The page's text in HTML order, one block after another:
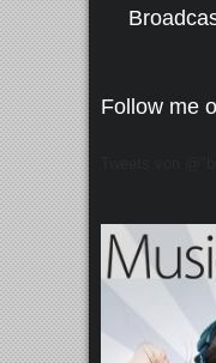
Follow me